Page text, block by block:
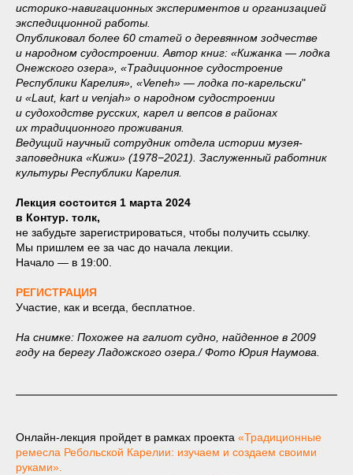
историко-навигационных экспериментов и организацией
экспедиционной работы.
Опубликовал более 60 статей о деревянном зодчестве
и народном судостроении. Автор книг: «Кижанка — лодка
Онежского озера», «Традиционное судостроение
Республики Карелия», «Veneh» — лодка по-карельски"
и «Laut, kart и venjah» о народном судостроении
и судоходстве русских, карел и вепсов в районах
их традиционного проживания.
Ведущий научный сотрудник отдела истории музея-
заповедника «Кижи» (1978−2021). Заслуженный работник
культуры Республики Карелия.
Лекция состоится 1 марта 2024
в Контур. толк,
не забудьте зарегистрироваться, чтобы получить ссылку.
Мы пришлем ее за час до начала лекции.
Начало — в 19:00.
РЕГИСТРАЦИЯ
Участие, как и всегда, бесплатное.
На снимке: Похожее на галиот судно, найденное в 2009
году на берегу Ладожского озера./ Фото Юрия Наумова.
Онлайн-лекция пройдет в рамках проекта «Традиционные
ремесла Ребольской Карелии: изучаем и создаем своими
руками».